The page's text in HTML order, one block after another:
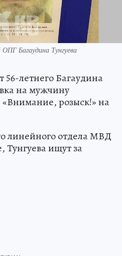
Багаудина Тунгуева
56-летнего Багаудина
на мужчину
розыск!» на
линейного отдела МВД
Тунгуева ищут за